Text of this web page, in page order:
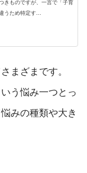
きものですが、一言で「子育
うため特定す...
まざまです。
う悩み一つとっ
みの種類や大き